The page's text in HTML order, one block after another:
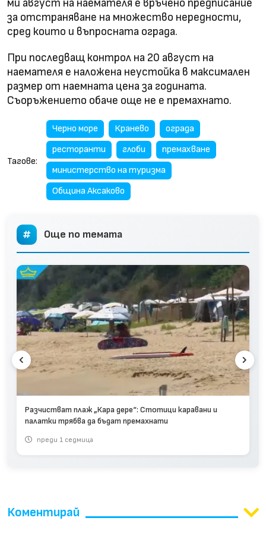
ми август на наемателя е връчено предписание
за отстраняване на множество нередности,
сред които и въпросната ограда.
При последващ контрол на 20 август на
наемателя е наложена неустойка в максимален
размер от наемната цена за годината.
Съоръжението обаче още не е премахнато.
Тагове:
Черно море Кранево
ограда
ресторанти
глоби
премахване
министерство на туризма
Община Аксаково
Още по темата
Разчистват плаж „Кара дере“: Стотици каравани и
палатки трябва да бъдат премахнати
преди 1 седмица
Коментирай